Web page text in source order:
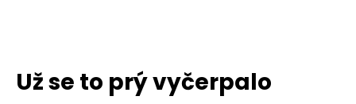
Už se to prý vyčerpalo